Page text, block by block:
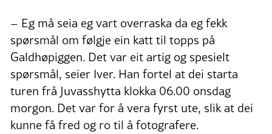
– Eg må seia eg vart overraska da eg fekk
spørsmål om følgje ein katt til topps på
Galdhøpiggen. Det var eit artig og spesielt
spørsmål, seier Iver. Han fortel at dei starta
turen frå Juvasshytta klokka 06.00 onsdag
morgon. Det var for å vera fyrst ute, slik at dei
kunne få fred og ro til å fotografere.